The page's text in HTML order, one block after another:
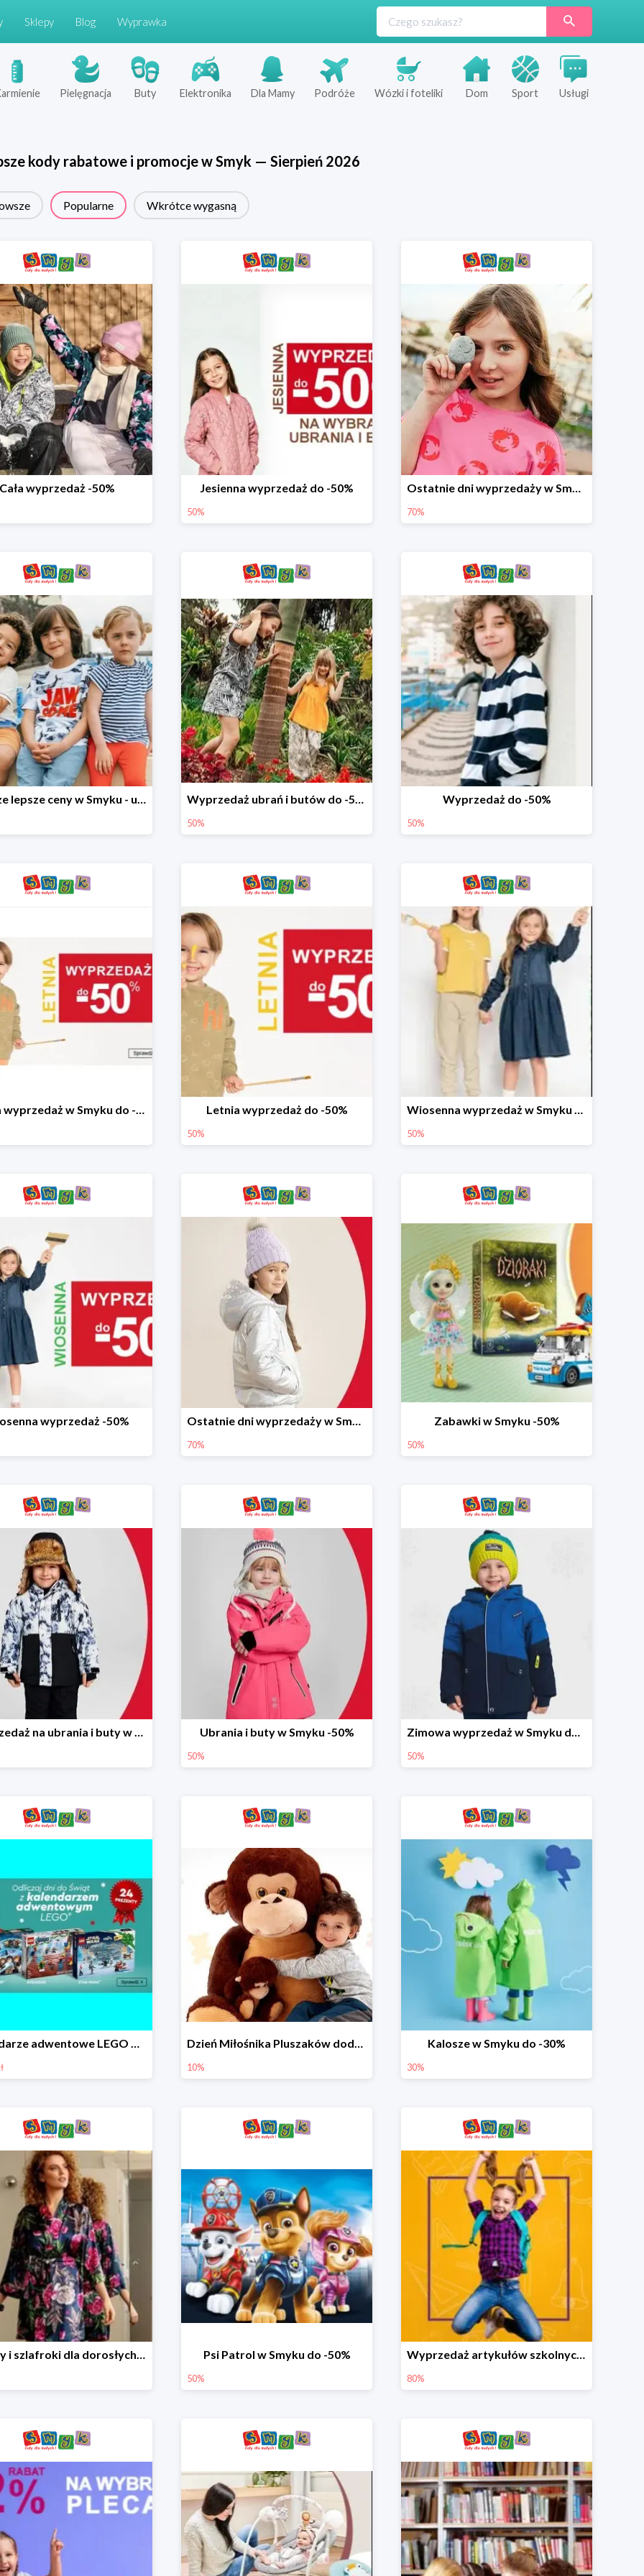
Sklepy Blog Wyprawka
Pielęgnacja Buty Elektronika Dla Mamy Podróże Wózki i foteliki Dom Sport Usługi
kody rabatowe i promocje wSmyk — Sierpień 2026
Popularne Wkrótce wygasną
wyprzedaż -50% Jesienna wyprzedaż do -50%
50%
Ostatnie dni wyprzedaży w Smyku - ubrania i buty do -70%
70%
Jeszcze lepsze ceny w Smyku - ubrania i buty do -70% Wyprzedaż ubrań i butów do -50%
50%
Wyprzedaż do -50%
50%
Letnia wyprzedaż w Smyku do -50% Letnia wyprzedaż do -50%
50%
Wiosenna wyprzedaż w Smyku do -50%
50%
wyprzedaż -50% Ostatnie dni wyprzedaży w Smyku do -70%
70%
Zabawki w Smyku -50%
50%
Wyprzedaż na ubrania i buty w Smyku do -70% Ubrania i buty w Smyku -50%
50%
Zimowa wyprzedaż w Smyku do -50%
50%
Kalendarze adwentowe LEGO w Smyku w super cenie Dzień Miłośnika Pluszaków dodatkowy rabat -10%
10%
Kalosze w Smyku do -30%
30%
Piżamy i szlafroki dla dorosłych w Smyku do -30% Psi Patrol w Smyku do -50%
50%
Wyprzedaż artykułów szkolnych w Smyku do -80%
80%